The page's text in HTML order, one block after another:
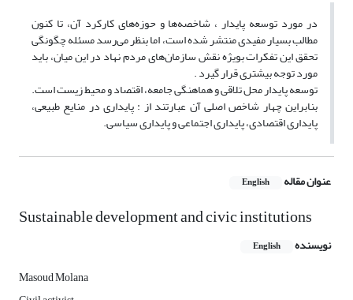
در مورد توسعه پایدار ، شاخصه‌ها و حوزه‌های کارکرد آن، تا کنون
مطالب بسیار مفیدی منتشر شده است، اما بنظر می‌رسد مسئله چگونگی
تحقق این تفکرات بویژه نقش سازمان‌های مردم نهاد در این میان، باید
مورد توجه بیشتری قرار گیرد .
توسعه پایدار محل تلاقی و هماهنگی جامعه، اقتصاد و محیط زیست است.
بنابراین چهار شاخص اصلی آن عبارتند از : پایداری در منایع طبیعی،
پایداری اقتصادی، پایداری اجتماعی و پایداری سیاسی.
عنوان مقاله English
Sustainable development and civic institutions
نویسنده English
Masoud Molana